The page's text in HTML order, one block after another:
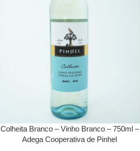
Colheita Branco – Vinho Branco – 750ml –
Adega Cooperativa de Pinhel